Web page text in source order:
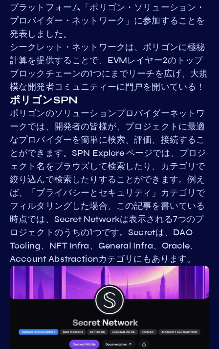
プラットフォーム「ポリゴン・ソリューション・
プロバイダー・ネットワーク」に参加することを
発表しました。
シークレット・ネットワークは、ポリゴンに極秘
計算を提供することで、EVMレイヤー2のトップ
ブロックチェーンの1つにまでリーチを広げ、大規
模な開発者コミュニティーに門戸を開いている！
ポリゴンSPN
ポリゴンのソリューションプロバイダーネットワ
ークでは、開発者の皆様が、プロジェクトに最適
なプロバイダーを簡単に検索、評価、接続するこ
とができます。SPN Explore ページでは、プロジ
ェクト名をブラウズして検索したり、カテゴリで
絞り込んで検索したりすることができます。例え
ば、「プライバシーとセキュリティ」カテゴリで
フィルタリングした場合、この記事を書いている
時点では、Secret Networkは表示される7つのプ
ロジェクトのうちの1つです。Secretは、DAO
Tooling、NFT Infra、General Infra、Oracle、
Account Abstractionカテゴリにもあります。